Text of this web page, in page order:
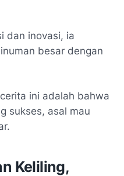
dan inovasi, ia
besar dengan
ini adalah bahwa
sukses, asal mau
Keliling,